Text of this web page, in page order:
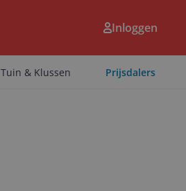
Inloggen
Tuin & Klussen Prijsdalers